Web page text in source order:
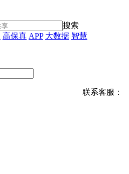
搜索
高保真 APP 大数据 智慧
联系客服：